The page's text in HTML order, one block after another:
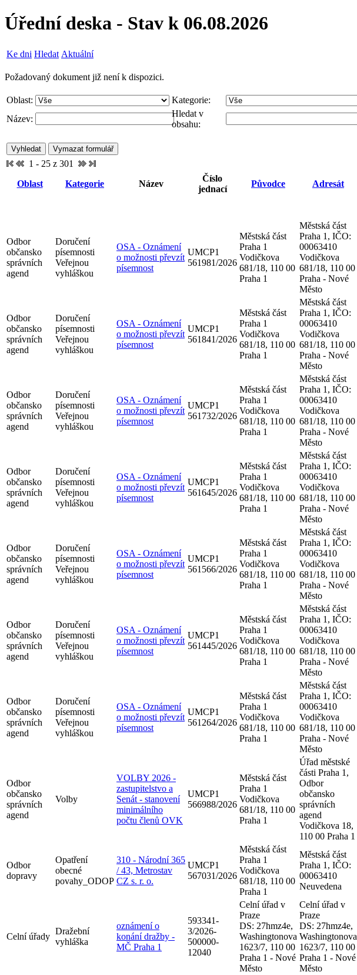
Úřední deska - Stav k 06.08.2026
Ke dni Hledat Aktuální
Požadovaný dokument již není k dispozici.
Oblast:
Kategorie:
Název:
Hledat v
obsahu:
1 - 25 z 301
Oblast
Kategorie Název
Číslo
jednací
Původce Adresát
Odbor
občansko
správních
agend
Doručení
písemnosti
Veřejnou
vyhláškou
OSA - Oznámení
o možnosti převzít
písemnost
UMCP1
561981/2026
Městská část
Praha 1
Vodičkova
681/18, 110 00
Praha 1
Městská část
Praha 1, IČO:
00063410
Vodičkova
681/18, 110 00
Praha - Nové
Město
Odbor
občansko
správních
agend
Doručení
písemnosti
Veřejnou
vyhláškou
OSA - Oznámení
o možnosti převzít
písemnost
UMCP1
561841/2026
Městská část
Praha 1
Vodičkova
681/18, 110 00
Praha 1
Městská část
Praha 1, IČO:
00063410
Vodičkova
681/18, 110 00
Praha - Nové
Město
Odbor
občansko
správních
agend
Doručení
písemnosti
Veřejnou
vyhláškou
OSA - Oznámení
o možnosti převzít
písemnost
UMCP1
561732/2026
Městská část
Praha 1
Vodičkova
681/18, 110 00
Praha 1
Městská část
Praha 1, IČO:
00063410
Vodičkova
681/18, 110 00
Praha - Nové
Město
Odbor
občansko
správních
agend
Doručení
písemnosti
Veřejnou
vyhláškou
OSA - Oznámení
o možnosti převzít
písemnost
UMCP1
561645/2026
Městská část
Praha 1
Vodičkova
681/18, 110 00
Praha 1
Městská část
Praha 1, IČO:
00063410
Vodičkova
681/18, 110 00
Praha - Nové
Město
Odbor
občansko
správních
agend
Doručení
písemnosti
Veřejnou
vyhláškou
OSA - Oznámení
o možnosti převzít
písemnost
UMCP1
561566/2026
Městská část
Praha 1
Vodičkova
681/18, 110 00
Praha 1
Městská část
Praha 1, IČO:
00063410
Vodičkova
681/18, 110 00
Praha - Nové
Město
Odbor
občansko
správních
agend
Doručení
písemnosti
Veřejnou
vyhláškou
OSA - Oznámení
o možnosti převzít
písemnost
UMCP1
561445/2026
Městská část
Praha 1
Vodičkova
681/18, 110 00
Praha 1
Městská část
Praha 1, IČO:
00063410
Vodičkova
681/18, 110 00
Praha - Nové
Město
Odbor
občansko
správních
agend
Doručení
písemnosti
Veřejnou
vyhláškou
OSA - Oznámení
o možnosti převzít
písemnost
UMCP1
561264/2026
Městská část
Praha 1
Vodičkova
681/18, 110 00
Praha 1
Městská část
Praha 1, IČO:
00063410
Vodičkova
681/18, 110 00
Praha - Nové
Město
Odbor
občansko
správních
agend
Volby
VOLBY 2026 -
zastupitelstvo a
Senát - stanovení
minimálního
počtu členů OVK
UMCP1
566988/2026
Městská část
Praha 1
Vodičkova
681/18, 110 00
Praha 1
Úřad městské
části Praha 1,
Odbor
občansko
správních
agend
Vodičkova 18,
110 00 Praha 1
Odbor
dopravy
Opatření
obecné
povahy_ODOP
310 - Národní 365
/ 43, Metrostav
CZ s. r. o.
UMCP1
567031/2026
Městská část
Praha 1
Vodičkova
681/18, 110 00
Praha 1
Městská část
Praha 1, IČO:
00063410
Neuvedena
Celní úřady
Dražební
vyhláška
oznámení o
konání dražby -
MČ Praha 1
593341-
3/2026-
500000-
12040
Celní úřad v
Praze
DS: 27hmz4e,
Washingtonova
1623/7, 110 00
Praha 1 - Nové
Město
Celní úřad v
Praze
DS: 27hmz4e,
Washingtonova
1623/7, 110 00
Praha 1 - Nové
Město